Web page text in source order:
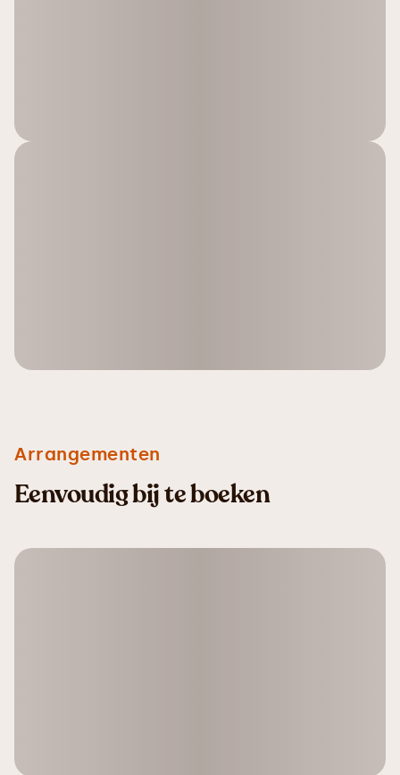
Arrangementen
Eenvoudig bij te boeken